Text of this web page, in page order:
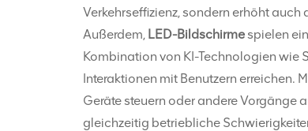
Verkehrseffizienz, sondern erhöht auch
Außerdem, LED-Bildschirmespielen
Kombination von KI-Technologien wie
Interaktionen mit Benutzern erreichen.
Geräte steuern oder andere Vorgänge
gleichzeitig betriebliche